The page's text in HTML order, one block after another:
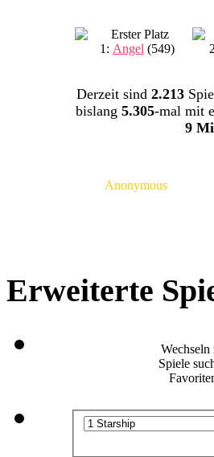
1: Angel (549)
Derzeit sind 2.213
bislang 5.305-mal mit
9
Anonymous
Erweiterte
Wechseln
Spiele